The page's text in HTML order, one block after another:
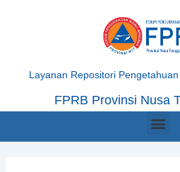
Layanan Repositori
FPRB Provinsi Nusa